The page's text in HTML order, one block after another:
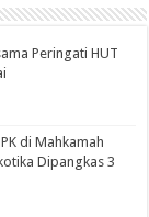
Peringati HUT
di Mahkamah
Dipangkas 3